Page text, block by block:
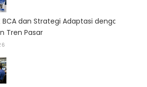
dan Strategi Adaptasi dengan
Tren Pasar